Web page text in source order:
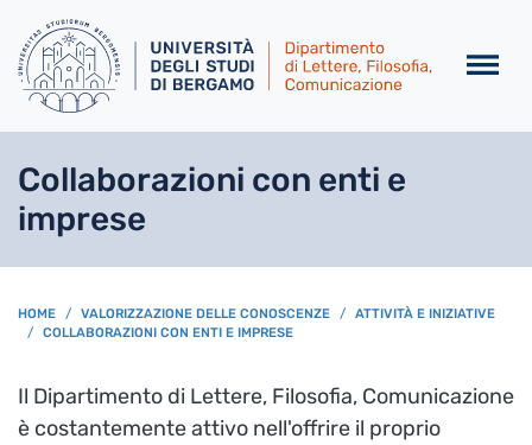
Collaborazioni con enti e
imprese
BREADCRUMB
HOME VALORIZZAZIONE DELLE CONOSCENZE
ATTIVITÀ E INIZIATIVE
COLLABORAZIONI CON ENTI E IMPRESE
Il Dipartimento di Lettere, Filosofia, Comunicazione
è costantemente attivo nell'offrire il proprio